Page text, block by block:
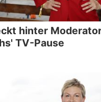
hinter
TV-Pause